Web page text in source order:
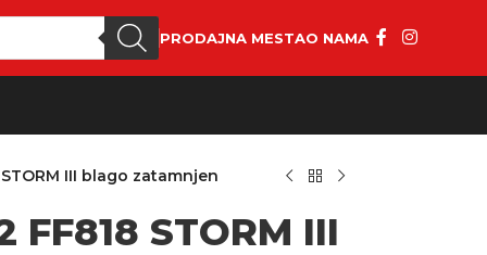
PRODAJNA MESTAO NAMA
III blago zatamnjen
STORM III